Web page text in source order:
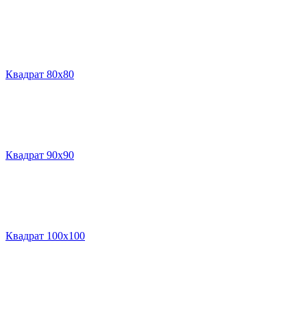
Квадрат 80х80
Квадрат 90х90
Квадрат 100х100